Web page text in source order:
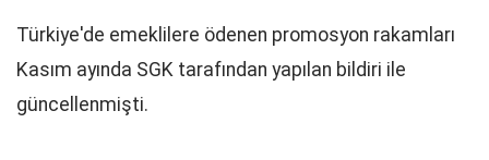
Türkiye'de emeklilere ödenen promosyon rakamları
Kasım ayında SGK tarafından yapılan bildiri ile
güncellenmişti.